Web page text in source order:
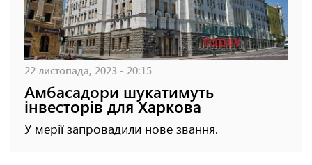
22 листопада, 2023 - 20:15
Амбасадори шукатимуть
інвесторів для Харкова
У мерії запровадили нове звання.